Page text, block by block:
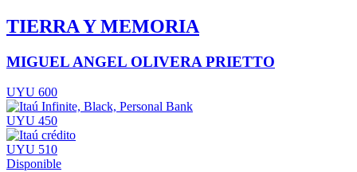
TIERRA Y MEMORIA
MIGUEL ANGEL OLIVERA PRIETTO
UYU 600
UYU 450
UYU 510
Disponible